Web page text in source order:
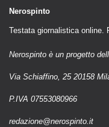
Nerospinto
Testata giornalistica online.
Nerospinto è un progetto
Via Schiaffino, 25 20158
P.IVA 07553080966
redazione@nerospinto.it